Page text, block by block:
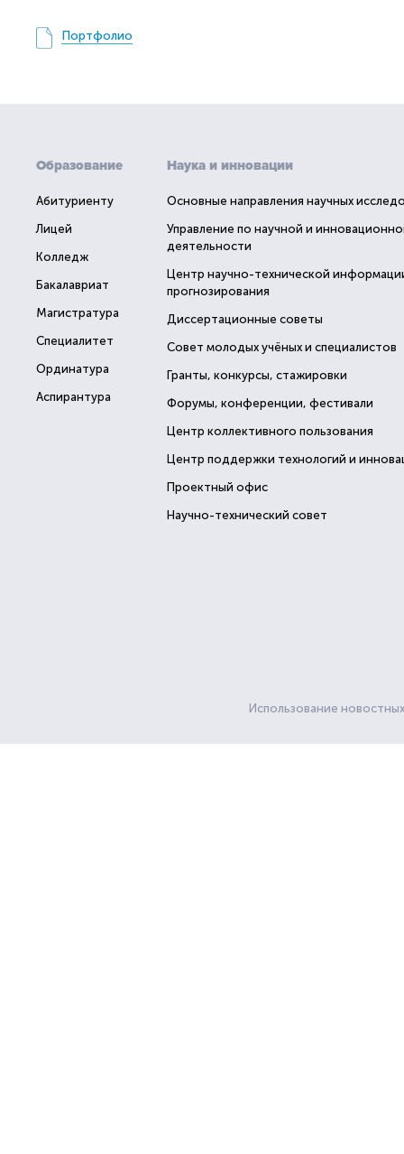
Портфолио
Образование
Абитуриенту
Лицей
Колледж
Бакалавриат
Магистратура
Специалитет
Ординатура
Аспирантура
Наука и инновации
Основные направления научных
Управление по научной и
деятельности
Центр научно-технической
прогнозирования
Диссертационные советы
Совет молодых учёных и специалистов
Гранты, конкурсы, стажировки
Форумы, конференции, фестивали
Центр коллективного пользования
Центр поддержки технологий и
Проектный офис
Научно-технический совет
Использование